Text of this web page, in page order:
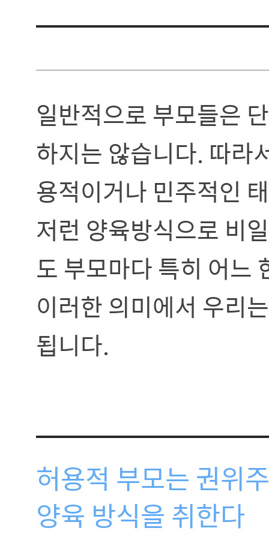
일반적으로 부모들은
하지는 않습니다. 따라
용적이거나 민주적인
저런 양육방식으로 비
도 부모마다 특히 어느
이러한 의미에서 우리
됩니다.
허용적 부모는 권위
양육 방식을 취한다